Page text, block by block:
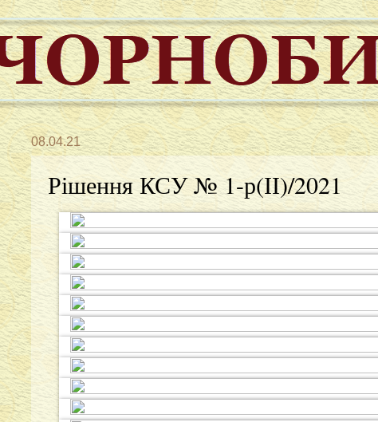
08.04.21
Рішення КСУ № 1-р(ІІ)/2021